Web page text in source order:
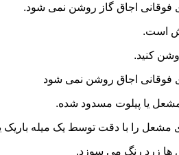
است.
کنید.
یا پیلوت مسدود شده.
را با دقت توسط یک میله باریک یا